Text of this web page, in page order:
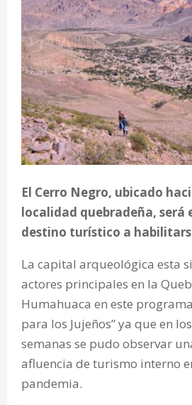
El Cerro Negro, ubicado
localidad quebradeña, será
destino turístico a
La capital arqueológica esta
actores principales en la
Humahuaca en este
para los Jujeños” ya que en
semanas se pudo observar
afluencia de turismo interno
pandemia.